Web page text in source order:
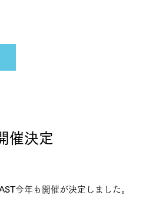
催決定
今年も開催が決定しました。